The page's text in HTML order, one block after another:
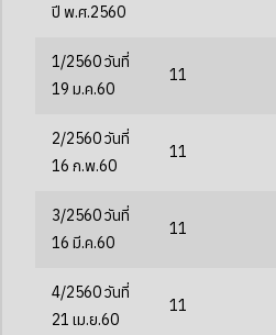
ปี พ.ศ.2560
1/2560 วันที่
19 ม.ค.60
11
2/2560 วันที่
16 ก.พ.60
11
3/2560 วันที่
16 มี.ค.60
11
4/2560 วันที่
21 เม.ย.60
11